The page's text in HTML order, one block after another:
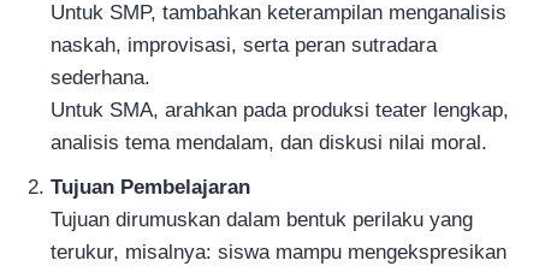
Untuk SMP, tambahkan keterampilan menganalisis
naskah, improvisasi, serta peran sutradara
sederhana.
Untuk SMA, arahkan pada produksi teater lengkap,
analisis tema mendalam, dan diskusi nilai moral.
Tujuan Pembelajaran
Tujuan dirumuskan dalam bentuk perilaku yang
terukur, misalnya: siswa mampu mengekspresikan